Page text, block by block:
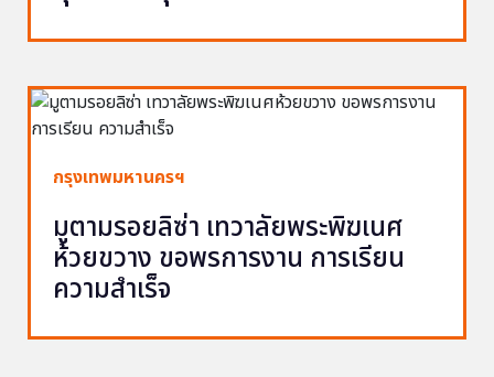
กรุงเทพมหานครฯ
มูตามรอยลิซ่า เทวาลัยพระพิฆเนศ
ห้วยขวาง ขอพรการงาน การเรียน
ความสำเร็จ